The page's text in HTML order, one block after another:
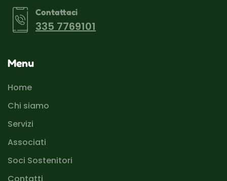
Contattaci
335 7769101
Menu
Home
Chi siamo
Servizi
Associati
Soci Sostenitori
Contatti